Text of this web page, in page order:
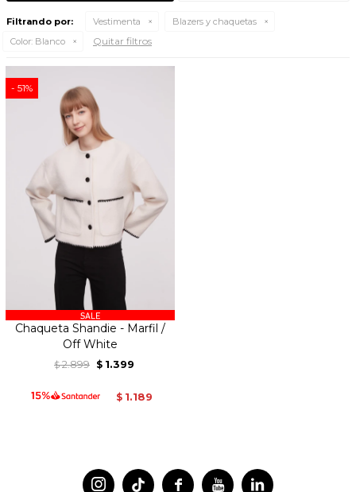
Filtrando por: Vestimenta
Blazers y chaquetas
Color: Blanco Quitar filtros
51
Chaqueta Shandie - Marfil /
Off White
$ 2.899 $ 1.399
$ 1.189
 
 